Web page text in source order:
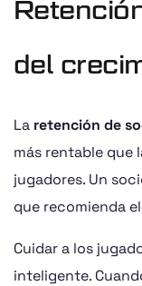
del
La retención de
más rentable
jugadores. Un
que recomienda
Cuidar a los
inteligente.